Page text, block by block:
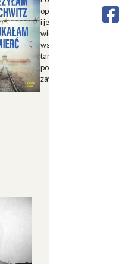
opisu historii Górnego
i jego mieszkańców w
wieku oraz zapisu
wspomnień
tamtych terenów, które
pozwalają lepiej
zawiłe koleje losu